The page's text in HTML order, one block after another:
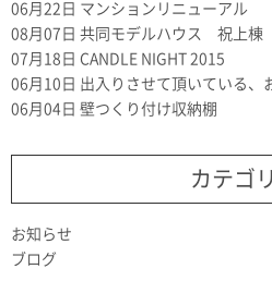
06月22日 マンションリニューアル
08月07日 共同モデルハウス 祝上棟
07月18日 CANDLE NIGHT 2015
06月10日 出入りさせて頂いている、
06月04日 壁つくり付け収納棚
カテゴ
お知らせ
ブログ